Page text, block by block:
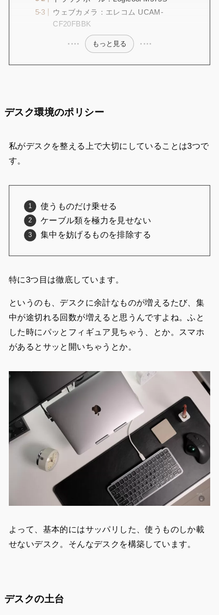
ウェブカメラ：エレコム UCAM-
CF20FBBK
もっと見る
デスク環境のポリシー
私がデスクを整える上で大切にしていることは3つで
す。
使うものだけ乗せる
ケーブル類を極力を見せない
集中を妨げるものを排除する
特に3つ目は徹底しています。
というのも、デスクに余計なものが増えるたび、集
中が途切れる回数が増えると思うんですよね。ふと
した時にパッとフィギュア見ちゃう、とか。スマホ
があるとサッと開いちゃうとか。
よって、基本的にはサッパリした、使うものしか載
せないデスク。そんなデスクを構築しています。
デスクの土台